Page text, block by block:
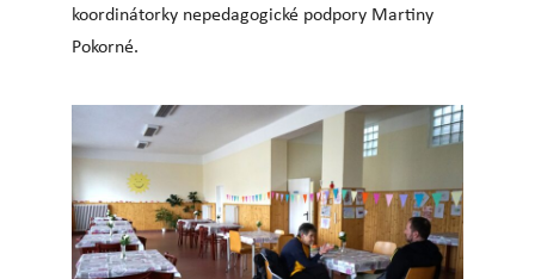
koordinátorky nepedagogické podpory Martiny
Pokorné.